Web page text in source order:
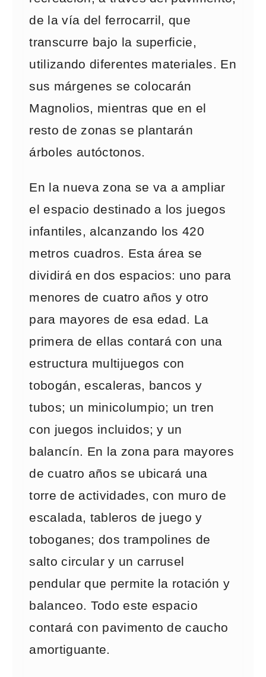
de la vía del ferrocarril, que
transcurre bajo la superficie,
utilizando diferentes materiales. En
sus márgenes se colocarán
Magnolios, mientras que en el
resto de zonas se plantarán
árboles autóctonos.
En la nueva zona se va a ampliar
el espacio destinado a los juegos
infantiles, alcanzando los 420
metros cuadros. Esta área se
dividirá en dos espacios: uno para
menores de cuatro años y otro
para mayores de esa edad. La
primera de ellas contará con una
estructura multijuegos con
tobogán, escaleras, bancos y
tubos; un minicolumpio; un tren
con juegos incluidos; y un
balancín. En la zona para mayores
de cuatro años se ubicará una
torre de actividades, con muro de
escalada, tableros de juego y
toboganes; dos trampolines de
salto circular y un carrusel
pendular que permite la rotación y
balanceo. Todo este espacio
contará con pavimento de caucho
amortiguante.